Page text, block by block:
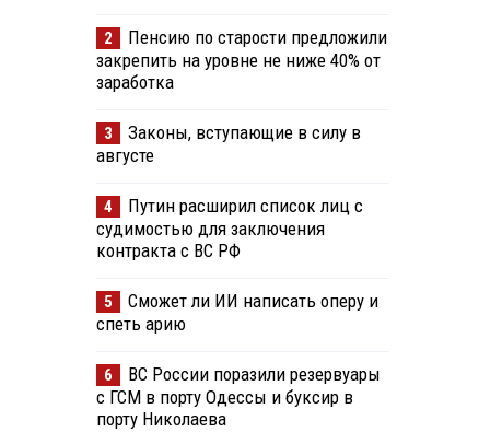
2
Пенсию по старости предложили
закрепить на уровне не ниже 40% от
заработка
3
Законы, вступающие в силу в
августе
4
Путин расширил список лиц с
судимостью для заключения
контракта с ВС РФ
5
Сможет ли ИИ написать оперу и
спеть арию
6
ВС России поразили резервуары
с ГСМ в порту Одессы и буксир в
порту Николаева